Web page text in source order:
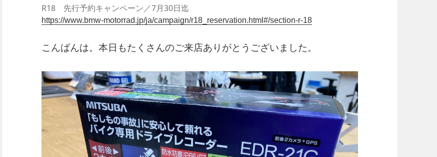
R18 先行予約キャンペーン／7月30日迄
https://www.bmw-motorrad.jp/ja/campaign/r18_reservation.html#/section-r-18
こんばんは。本日もたくさんのご来店ありがとうございました。